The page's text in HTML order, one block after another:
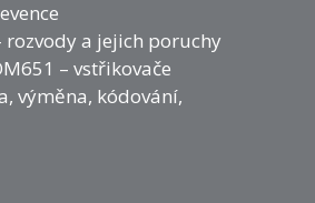
rozvody a jejich poruchy
– vstřikovače
výměna, kódování,